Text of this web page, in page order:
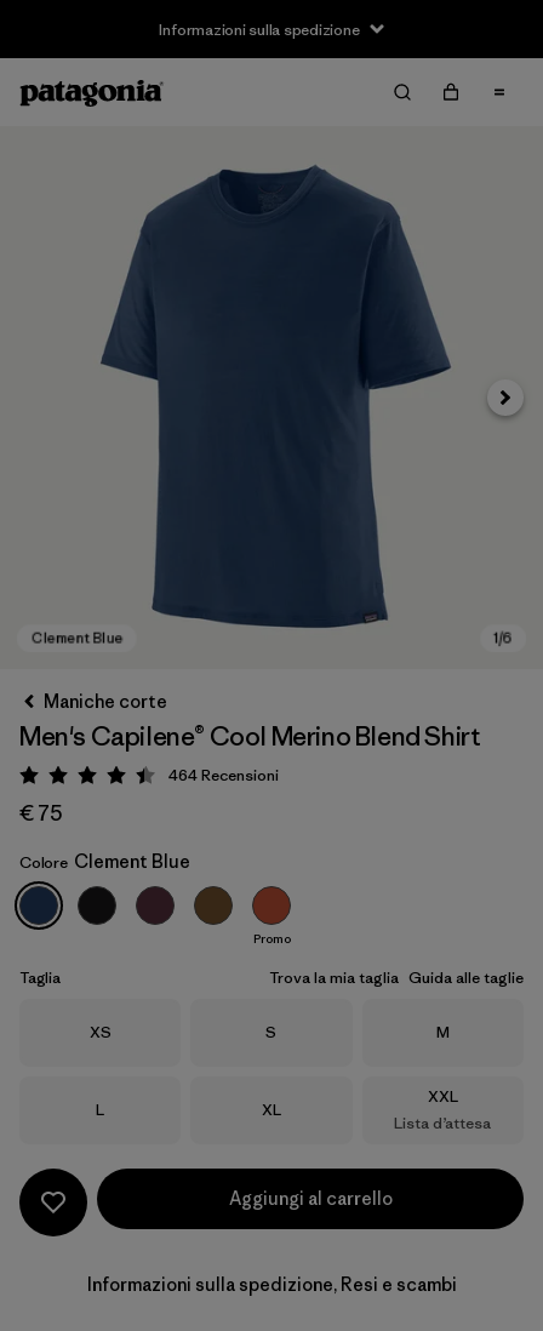
Informazioni sulla spedizione
Clement Blue
Avanti
Maniche corte
Men's Capilene® Cool Merino Blend Shirt
Valutazione: 4.5 / 5
464Recensioni
€ 75
Colore Clement Blue
Promo
Taglia Trova la mia taglia Guida alle taglie
Taglia
XS Taglia
S Taglia
M
Taglia
L Taglia
XL
Taglia
XXL
Lista d’attesa
Aggiungi al carrello
Informazioni sulla spedizione, Resi e scambi